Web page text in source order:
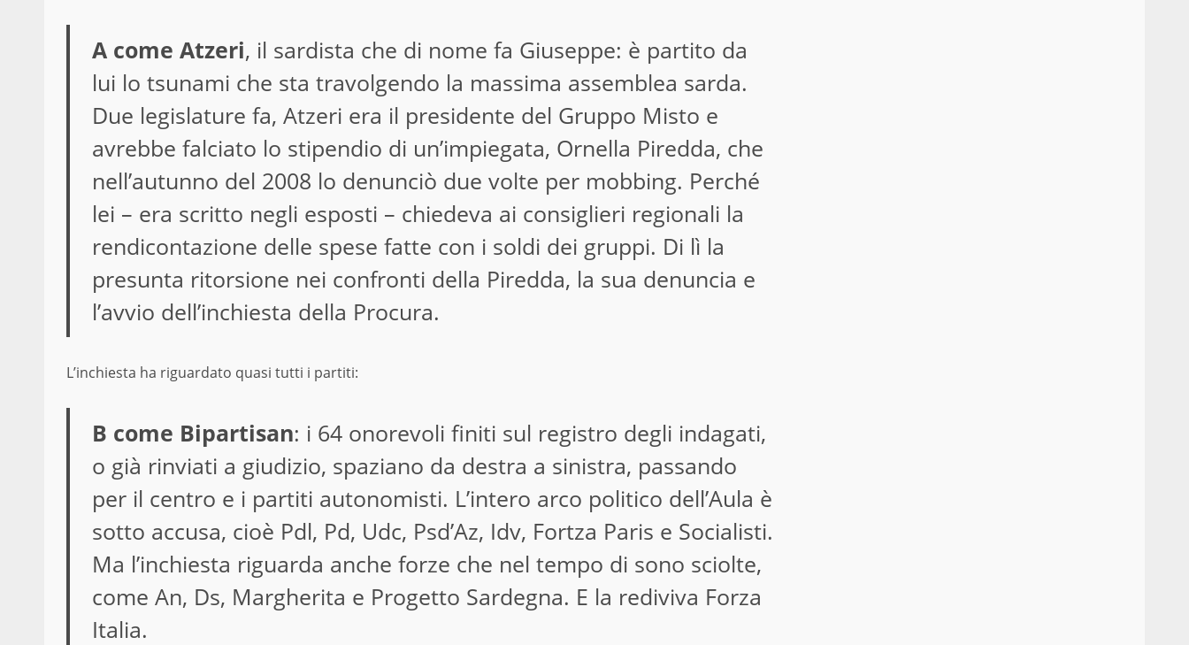
A come Atzeri, il sardista che di nome fa Giuseppe: è partito da
lui lo tsunami che sta travolgendo la massima assemblea sarda.
Due legislature fa, Atzeri era il presidente del Gruppo Misto e
avrebbe falciato lo stipendio di un’impiegata, Ornella Piredda, che
nell’autunno del 2008 lo denunciò due volte per mobbing. Perché
lei – era scritto negli esposti – chiedeva ai consiglieri regionali la
rendicontazione delle spese fatte con i soldi dei gruppi. Di lì la
presunta ritorsione nei confronti della Piredda, la sua denuncia e
l’avvio dell’inchiesta della Procura.
L’inchiesta ha riguardato quasi tutti i partiti:
B come Bipartisan: i 64 onorevoli finiti sul registro degli indagati,
o già rinviati a giudizio, spaziano da destra a sinistra, passando
per il centro e i partiti autonomisti. L’intero arco politico dell’Aula è
sotto accusa, cioè Pdl, Pd, Udc, Psd’Az, Idv, Fortza Paris e Socialisti.
Ma l’inchiesta riguarda anche forze che nel tempo di sono sciolte,
come An, Ds, Margherita e Progetto Sardegna. E la rediviva Forza
Italia.